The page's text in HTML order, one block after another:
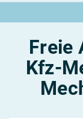
Freie
Kfz-